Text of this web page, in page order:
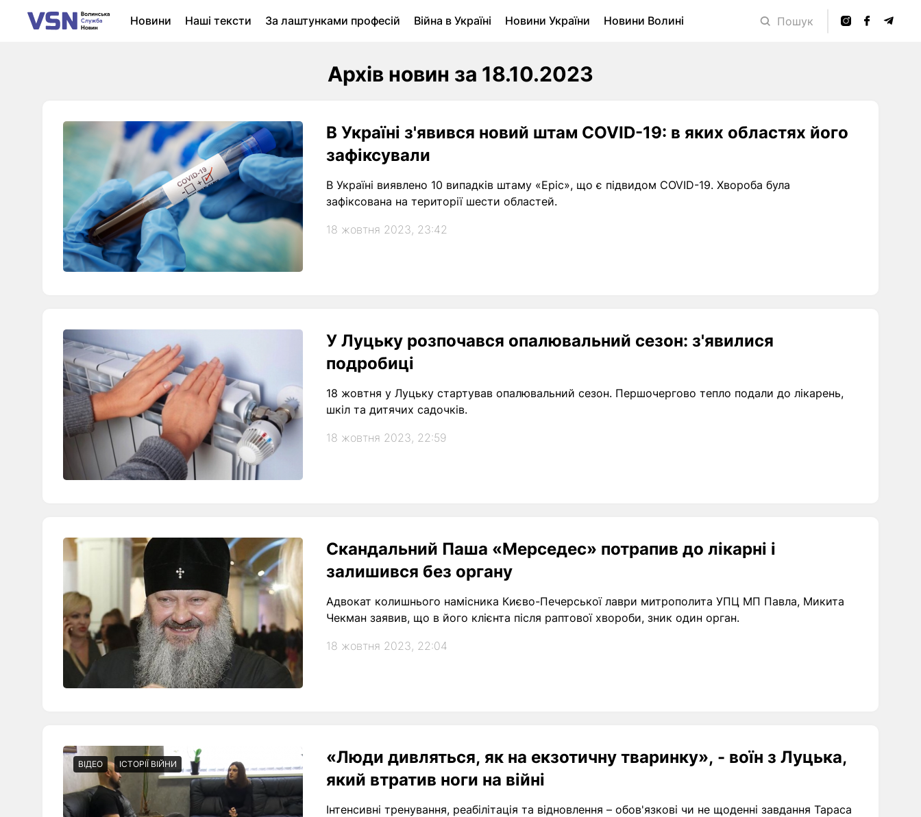
Новини Наші тексти За лаштунками професій Війна в Україні Новини України
Новини Волині
Пошук
Архів новин за 18.10.2023
В Україні з'явився новий штам COVID-19: в яких областях його
зафіксували
В Україні виявлено 10 випадків штаму «Еріс», що є підвидом COVID-19. Хвороба була
зафіксована на території шести областей.
18 жовтня 2023, 23:42
У Луцьку розпочався опалювальний сезон: з'явилися
подробиці
18 жовтня у Луцьку стартував опалювальний сезон. Першочергово тепло подали до лікарень,
шкіл та дитячих садочків.
18 жовтня 2023, 22:59
Скандальний Паша «Мерседес» потрапив до лікарні і
залишився без органу
Адвокат колишнього намісника Києво-Печерської лаври митрополита УПЦ МП Павла, Микита
Чекман заявив, що в його клієнта після раптової хвороби, зник один орган.
18 жовтня 2023, 22:04
ВІДЕО ІСТОРІЇ ВІЙНИ
«Люди дивляться, як на екзотичну тваринку», - воїн з Луцька,
який втратив ноги на війні
Інтенсивні тренування, реабілітація та відновлення – обов'язкові чи не щоденні завдання Тараса